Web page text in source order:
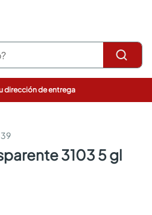
dirección de entrega
3103 5 gl